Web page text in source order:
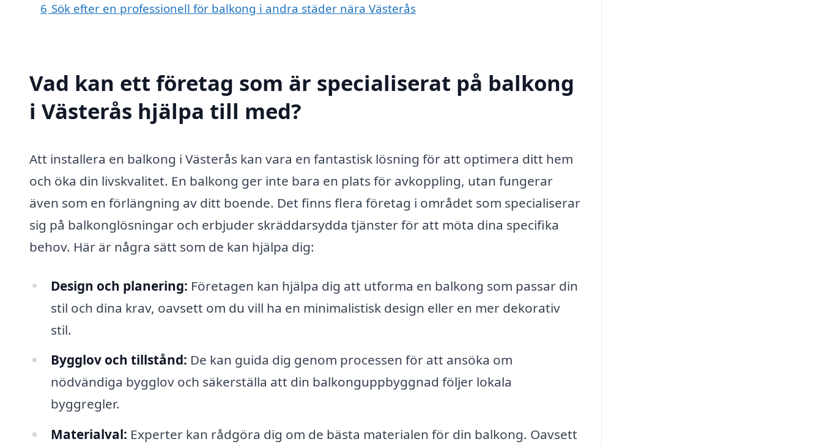
6 Sök efter en professionell för balkong i andra städer nära Västerås
Vad kan ett företag som är specialiserat på balkong
i Västerås hjälpa till med?
Att installera en balkong i Västerås kan vara en fantastisk lösning för att optimera ditt hem
och öka din livskvalitet. En balkong ger inte bara en plats för avkoppling, utan fungerar
även som en förlängning av ditt boende. Det finns flera företag i området som specialiserar
sig på balkonglösningar och erbjuder skräddarsydda tjänster för att möta dina specifika
behov. Här är några sätt som de kan hjälpa dig:
Design och planering: Företagen kan hjälpa dig att utforma en balkong som passar din
stil och dina krav, oavsett om du vill ha en minimalistisk design eller en mer dekorativ
stil.
Bygglov och tillstånd: De kan guida dig genom processen för att ansöka om
nödvändiga bygglov och säkerställa att din balkonguppbyggnad följer lokala
byggregler.
Materialval: Experter kan rådgöra dig om de bästa materialen för din balkong. Oavsett